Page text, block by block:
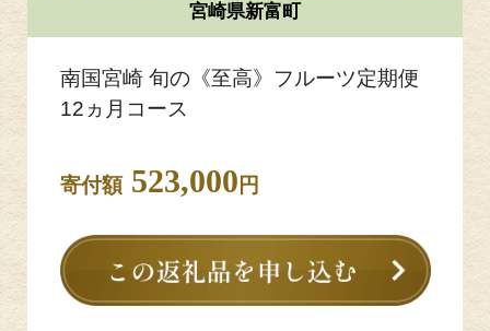
宮崎県新富町
南国宮崎 旬の《至高》フルーツ定期便
12ヵ月コース
寄付額523,000 円